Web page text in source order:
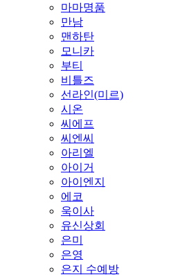
마마명품
만남
맨하탄
모니카
부티
비틀즈
선라인(미르)
시온
씨에프
씨엔씨
아리엘
아이거
아이엔지
에코
욱이사
유신상회
은미
은영
은지 수예방